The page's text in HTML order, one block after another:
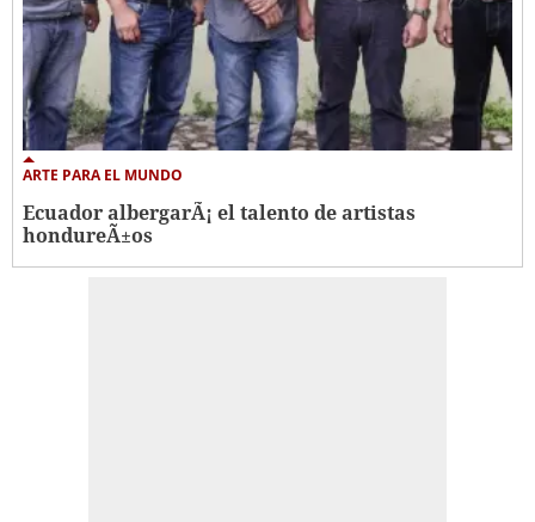
ARTE PARA EL MUNDO
Ecuador albergarÃ¡ el talento de artistas
hondureÃ±os